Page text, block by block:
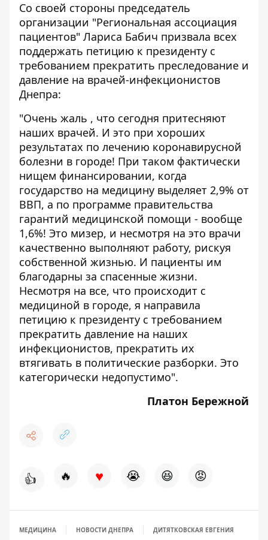
Со своей стороны председатель
организации "Региональная ассоциация
пациентов" Лариса Бабич призвала всех
поддержать петицию к президенту с
требованием прекратить преследование и
давление на врачей-инфекционистов
Днепра:
"Очень жаль , что сегодня притесняют
наших врачей. И это при хороших
результатах по лечению коронавирусной
болезни в городе! При таком фактически
нищем финансировании, когда
государство на медицину выделяет 2,9% от
ВВП, а по программе правительства
гарантий медицинской помощи - вообще
1,6%! Это мизер, и несмотря на это врачи
качественно выполняют работу, рискуя
собственной жизнью. И пациенты им
благодарны за спасенные жизни.
Несмотря на все, что происходит с
медициной в городе, я направила
петицию к президенту с требованием
прекратить давление на наших
инфекционистов, прекратить их
втягивать в политические разборки. Это
категорически недопустимо".
Платон Бережной
👍 🔥 ♥ 😭 😆 😡
МЕДИЦИНА НОВОСТИ ДНЕПРА ДИТЯТКОВСКАЯ ЕВГЕНИЯ